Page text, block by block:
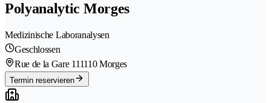
Polyanalytic Morges
Medizinische Laboranalysen
Geschlossen
Rue de la Gare 111110 Morges
Termin reservieren